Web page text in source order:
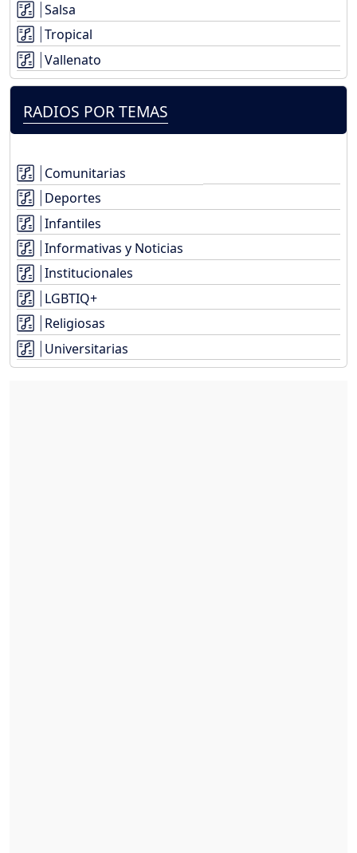
Salsa
Tropical
Vallenato
RADIOS POR TEMAS
Comunitarias
Deportes
Infantiles
Informativas y Noticias
Institucionales
LGBTIQ+
Religiosas
Universitarias